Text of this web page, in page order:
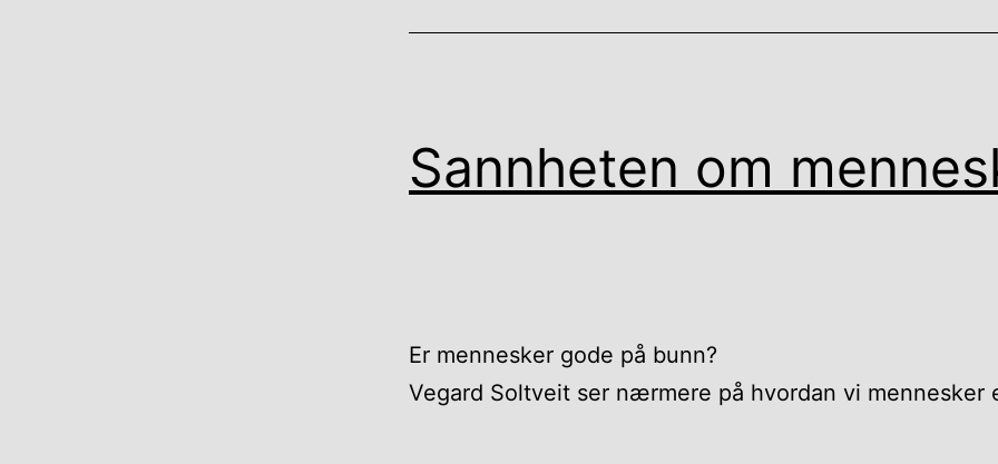
Sannheten om
Er mennesker gode på bunn?
Vegard Soltveit ser nærmere på hvordan vi mennesker